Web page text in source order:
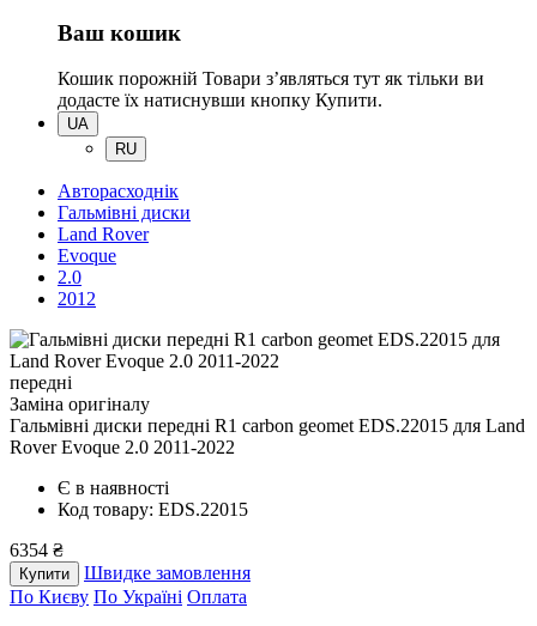
Ваш кошик
Кошик порожній Товари зʼявляться тут як тільки ви
додасте їх натиснувши кнопку Купити.
UA
RU
Авторасходнік
Гальмівні диски
Land Rover
Evoque
2.0
2012
передні
Заміна оригіналу
Гальмівні диски передні R1 carbon geomet EDS.22015 для Land
Rover Evoque 2.0 2011-2022
Є в наявності
Код товару: EDS.22015
6354 ₴
Купити
Швидке замовлення
По Києву По Україні Оплата